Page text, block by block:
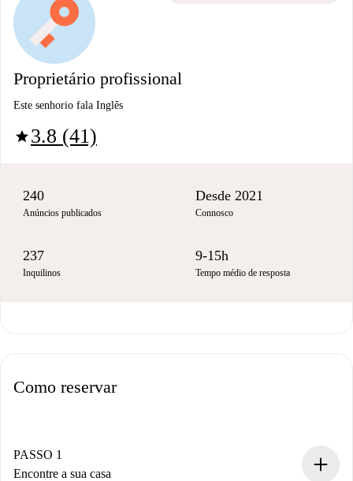
Proprietário profissional
Este senhorio fala Inglês
star3.8 (41)
240
Anúncios publicados
Desde 2021
Connosco
237
Inquilinos
9-15h
Tempo médio de resposta
Como reservar
PASSO 1
Encontre a sua casa